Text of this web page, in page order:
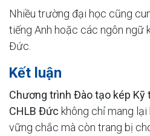
Nhiều trường đại học cũng
tiếng Anh hoặc các ngôn ngữ
Đức.
Kết luận
Chương trình Đào tạo kép
CHLB Đức không chỉ mang
vững chắc mà còn trang bị